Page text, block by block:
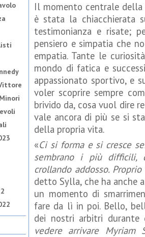
Il momento centrale
è stata la chiacchierata
testimonianza e risate;
pensiero e simpatia che
empatia. Tante le
mondo di fatica e
appassionato sportivo, e
voler scoprire sempre
brivido da, cosa vuol dire
vale ancora di più se si
della propria vita.
«Ci si forma e si cresce
sembrano i più difficili,
crollando addosso.
detto Sylla, che ha anche
un momento di
fare da lì in poi. Bello,
dei nostri arbitri durante
vedere arrivare Myriam